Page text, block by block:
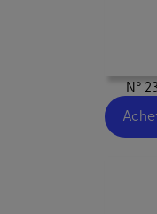
N°